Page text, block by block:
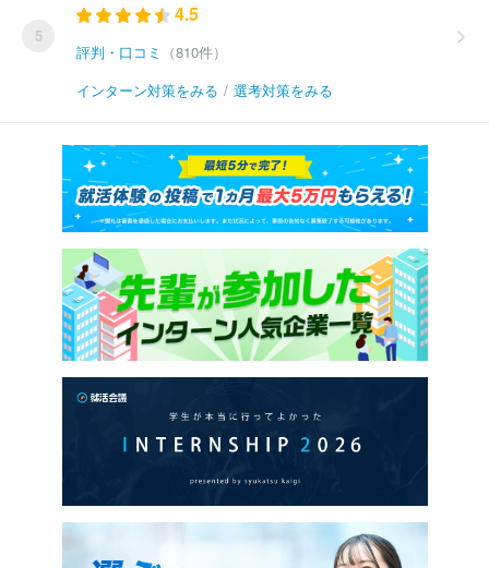
5
4.5
評判・口コミ
（810件）
インターン対策をみる / 選考対策をみる